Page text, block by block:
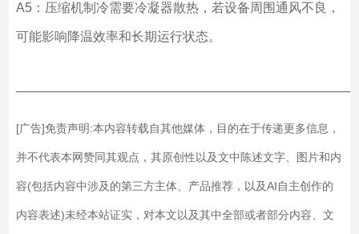
A5：压缩机制冷需要冷凝器散热，若设备周围通风不良，
可能影响降温效率和长期运行状态。
[广告]免责声明:本内容转载自其他媒体，目的在于传递更多信息，
并不代表本网赞同其观点，其原创性以及文中陈述文字、图片和内
容(包括内容中涉及的第三方主体、产品推荐，以及AI自主创作的
内容表述)未经本站证实，对本文以及其中全部或者部分内容、文